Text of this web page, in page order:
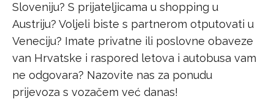
Sloveniju? S prijateljicama u shopping u
Austriju? Voljeli biste s partnerom otputovati u
Veneciju? Imate privatne ili poslovne obaveze
van Hrvatske i raspored letova i autobusa vam
ne odgovara? Nazovite nas za ponudu
prijevoza s vozačem već danas!